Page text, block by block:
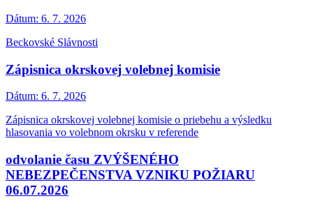
Dátum: 6. 7. 2026
Beckovské Slávnosti
Zápisnica okrskovej volebnej komisie
Dátum: 6. 7. 2026
Zápisnica okrskovej volebnej komisie o priebehu a výsledku
hlasovania vo volebnom okrsku v referende
odvolanie času ZVÝŠENÉHO
NEBEZPEČENSTVA VZNIKU POŽIARU
06.07.2026